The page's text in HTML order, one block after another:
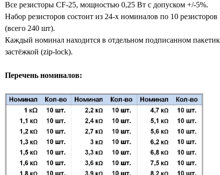
Все резисторы CF-25, мощностью 0,25 Вт с допуском +/-5%.
Набор резисторов состоит из 24-х номиналов по 10 резисторов
(всего 240 шт).
Каждый номинал находится в отдельном подписанном
застёжкой (zip-lock).
Перечень номиналов: